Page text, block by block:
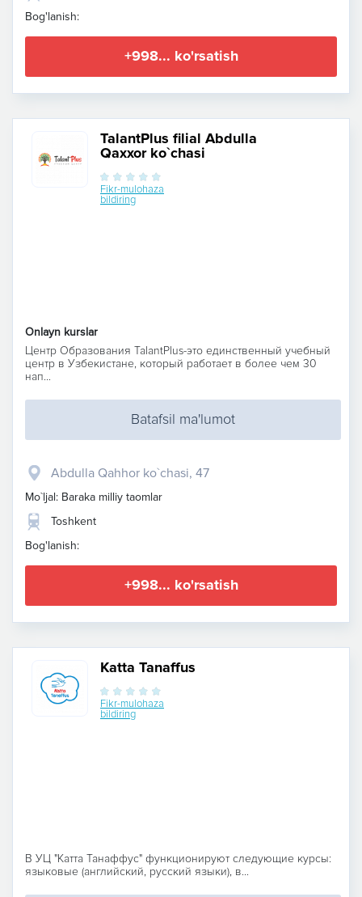
Bog'lanish:
+998... ko'rsatish
TalantPlus filial Abdulla
Qaxxor ko`chasi
Fikr-mulohaza
bildiring
Onlayn kurslar
Центр Образования TalantPlus-это единственный учебный
центр в Узбекистане, который работает в более чем 30
нап...
Batafsil ma'lumot
Abdulla Qahhor ko`chasi, 47
Mo`ljal: Baraka milliy taomlar
Toshkent
Bog'lanish:
+998... ko'rsatish
Katta Tanaffus
Fikr-mulohaza
bildiring
В УЦ "Катта Танаффус" функционируют следующие курсы:
языковые (английский, русский языки), в...